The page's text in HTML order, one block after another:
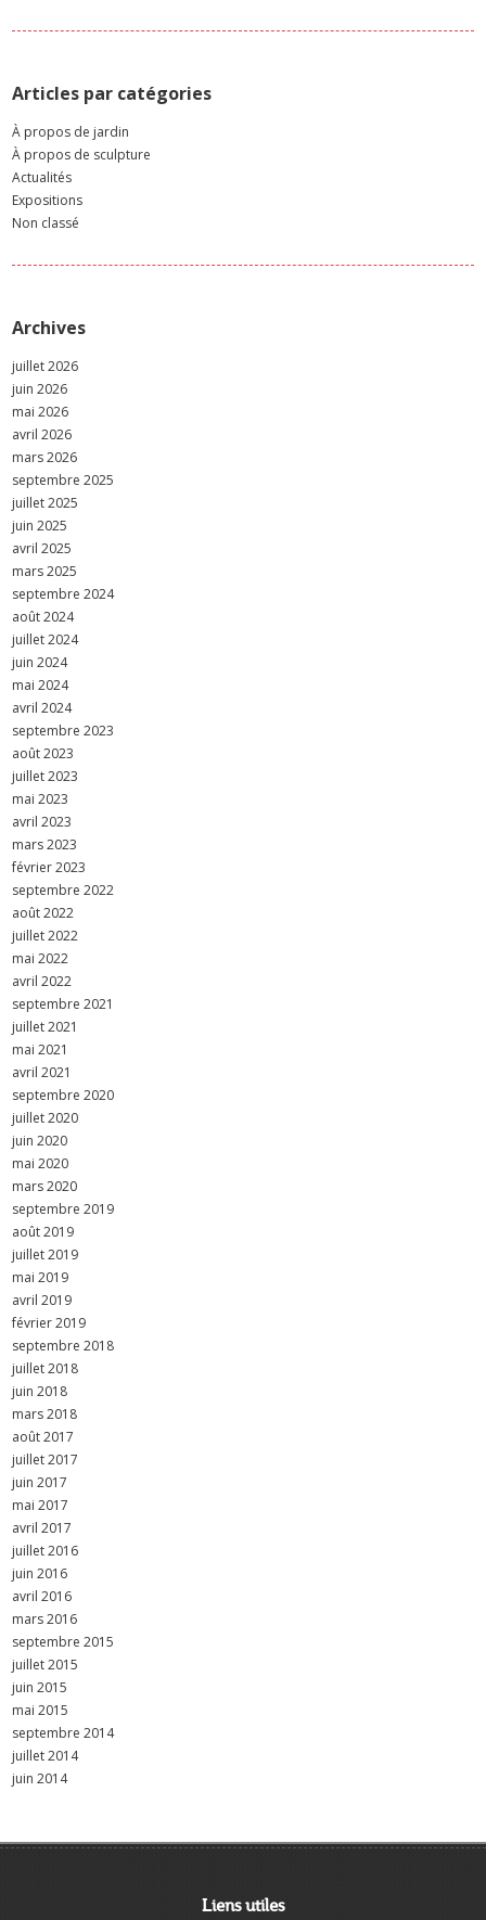
Articles par catégories
À propos de jardin
À propos de sculpture
Actualités
Expositions
Non classé
Archives
juillet 2026
juin 2026
mai 2026
avril 2026
mars 2026
septembre 2025
juillet 2025
juin 2025
avril 2025
mars 2025
septembre 2024
août 2024
juillet 2024
juin 2024
mai 2024
avril 2024
septembre 2023
août 2023
juillet 2023
mai 2023
avril 2023
mars 2023
février 2023
septembre 2022
août 2022
juillet 2022
mai 2022
avril 2022
septembre 2021
juillet 2021
mai 2021
avril 2021
septembre 2020
juillet 2020
juin 2020
mai 2020
mars 2020
septembre 2019
août 2019
juillet 2019
mai 2019
avril 2019
février 2019
septembre 2018
juillet 2018
juin 2018
mars 2018
août 2017
juillet 2017
juin 2017
mai 2017
avril 2017
juillet 2016
juin 2016
avril 2016
mars 2016
septembre 2015
juillet 2015
juin 2015
mai 2015
septembre 2014
juillet 2014
juin 2014
Liens utiles